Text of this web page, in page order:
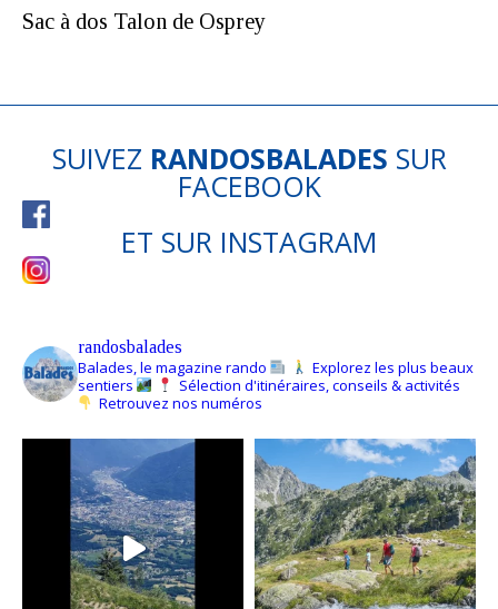
Sac à dos Talon de Osprey
SUIVEZ RANDOSBALADES SUR
FACEBOOK
ET SUR INSTAGRAM
randosbalades
Balades, le magazine rando
Explorez les plus beaux
sentiers
Sélection d'itinéraires, conseils & activités
Retrouvez nos numéros